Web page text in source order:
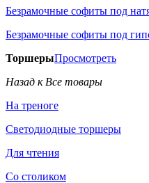
Безрамочные софиты под
Безрамочные софиты под
ТоршерыПросмотреть
Назад к Все товары
На треноге
Светодиодные торшеры
Для чтения
Со столиком